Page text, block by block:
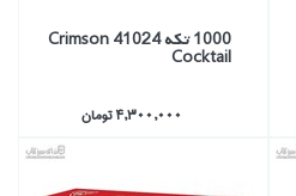
1000 تكه 41024 Crimson
Cocktail
4,300,000 تومان